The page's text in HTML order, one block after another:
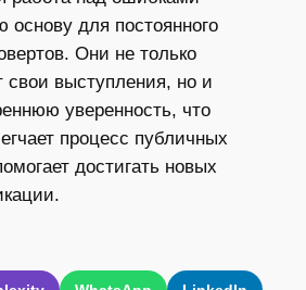
основу для постоянного
Они не только
свои выступления, но и
уверенность, что
процесс публичных
достигать новых